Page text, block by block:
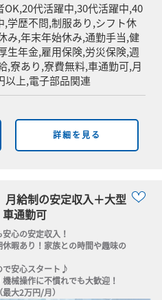
OK,20代活躍中,30代活躍中,40
,学歴不問,制服あり,シフト休
み,年末年始休み,通勤手当,健
生年金,雇用保険,労災保険,週
,寮あり,寮費無料,車通勤可,月
以上,電子部品関連
詳細を見る
月給制の安定収入＋大型
通勤可
心の安定収入！
暇あり！家族との時間や趣味の
安心スタート♪
械操作に不慣れでも大歓迎！
大2万円/月）